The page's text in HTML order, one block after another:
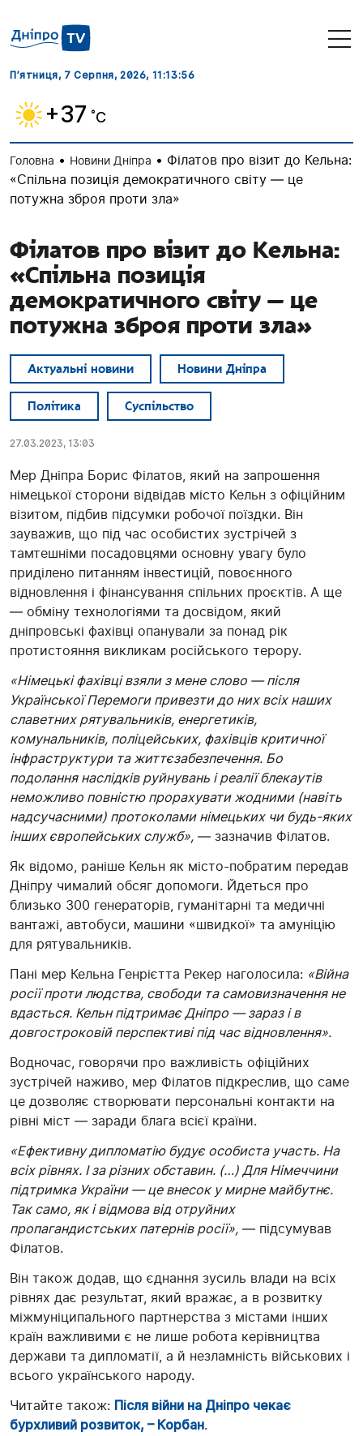
П’ятниця, 7 Серпня, 2026, 11:13:57
+37 ˚C
Головна • Новини Дніпра • Філатов про візит до Кельна:
«Спільна позиція демократичного світу — це
потужна зброя проти зла»
Філатов про візит до Кельна:
«Спільна позиція
демократичного світу — це
потужна зброя проти зла»
Актуальні новини Новини Дніпра
Політика Суспільство
27.03.2023, 13:03
Мер Дніпра Борис Філатов, який на запрошення
німецької сторони відвідав місто Кельн з офіційним
візитом, підбив підсумки робочої поїздки. Він
зауважив, що під час особистих зустрічей з
тамтешніми посадовцями основну увагу було
приділено питанням інвестицій, повоєнного
відновлення і фінансування спільних проєктів. А ще
— обміну технологіями та досвідом, який
дніпровські фахівці опанували за понад рік
протистояння викликам російського терору.
«Німецькі фахівці взяли з мене слово — після
Української Перемоги привезти до них всіх наших
славетних рятувальників, енергетиків,
комунальників, поліцейських, фахівців критичної
інфраструктури та життєзабезпечення. Бо
подолання наслідків руйнувань і реалії блекаутів
неможливо повністю прорахувати жодними (навіть
надсучасними) протоколами німецьких чи будь-яких
інших європейських служб», — зазначив Філатов.
Як відомо, раніше Кельн як місто-побратим передав
Дніпру чималий обсяг допомоги. Йдеться про
близько 300 генераторів, гуманітарні та медичні
вантажі, автобуси, машини «швидкої» та амуніцію
для рятувальників.
Пані мер Кельна Генрієтта Рекер наголосила: «Війна
росії проти людства, свободи та самовизначення не
вдасться. Кельн підтримає Дніпро — зараз і в
довгостроковій перспективі під час відновлення».
Водночас, говорячи про важливість офіційних
зустрічей наживо, мер Філатов підкреслив, що саме
це дозволяє створювати персональні контакти на
рівні міст — заради блага всієї країни.
«Ефективну дипломатію будує особиста участь. На
всіх рівнях. І за різних обставин. (…) Для Німеччини
підтримка України — це внесок у мирне майбутнє.
Так само, як і відмова від отруйних
пропагандистських патернів росії», — підсумував
Філатов.
Він також додав, що єднання зусиль влади на всіх
рівнях дає результат, який вражає, а в розвитку
міжмуніципального партнерства з містами інших
країн важливими є не лише робота керівництва
держави та дипломатії, а й незламність військових і
всього українського народу.
Читайте також: Після війни на Дніпро чекає
бурхливий розвиток, – Корбан.